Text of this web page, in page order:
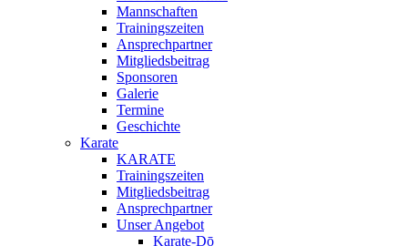
Mannschaften
Trainingszeiten
Ansprechpartner
Mitgliedsbeitrag
Sponsoren
Galerie
Termine
Geschichte
Karate
KARATE
Trainingszeiten
Mitgliedsbeitrag
Ansprechpartner
Unser Angebot
Karate-Dō